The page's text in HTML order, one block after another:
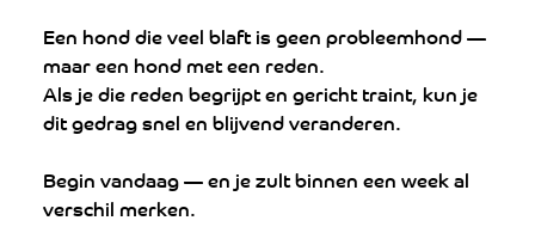
Een hond die veel blaft is geen probleemhond —
maar een hond met een reden.
Als je die reden begrijpt en gericht traint, kun je
dit gedrag snel en blijvend veranderen.
Begin vandaag — en je zult binnen een week al
verschil merken.